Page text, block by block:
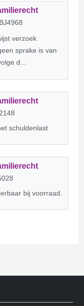
verzoek
sprake is van
d...
schuldenlast
bij voorraad.